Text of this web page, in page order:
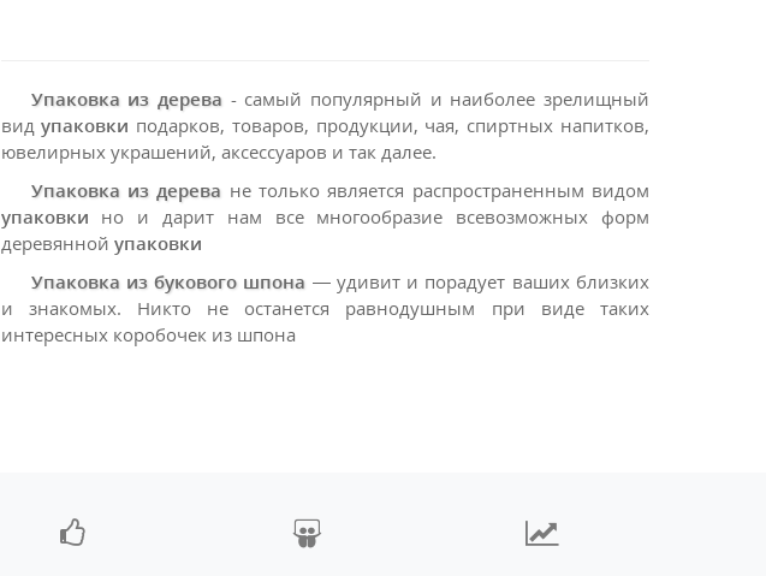
Упаковка из дерева - самый популярный и наиболее зрелищный
видупаковки подарков, товаров, продукции, чая, спиртных напитков,
ювелирных украшений, аксессуаров и так далее.
Упаковка из дерева не только является распространенным видом
упаковки но и дарит нам все многообразие всевозможных форм
деревянной упаковки
Упаковка из букового шпона — удивит и порадует ваших близких
и знакомых. Никто не останется равнодушным при виде таких
интересных коробочек из шпона